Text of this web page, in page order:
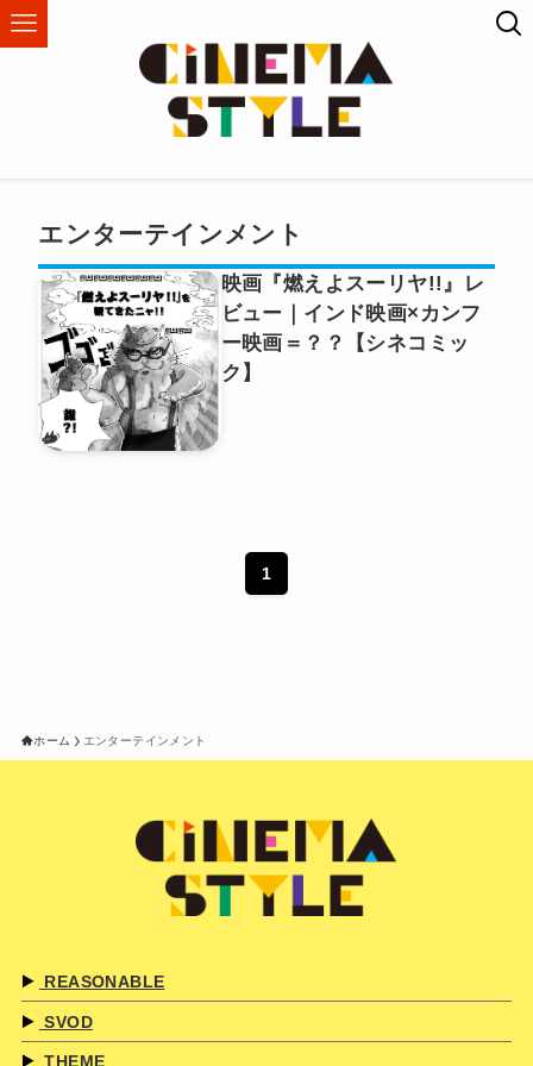
エンターテインメント
映画『燃えよスーリヤ!!』レ
ビュー｜インド映画×カンフ
ー映画＝？？【シネコミッ
ク】
1
ホーム エンターテインメント
REASONABLE
SVOD
THEME